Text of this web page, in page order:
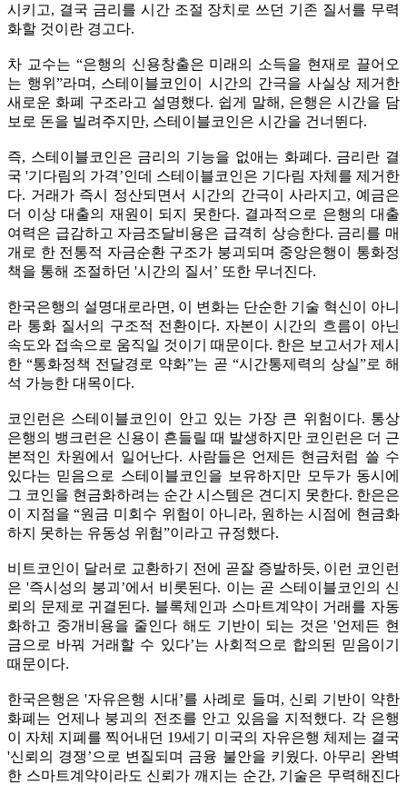
시키고, 결국 금리를 시간 조절 장치로 쓰던 기존 질서를 무력
화할 것이란 경고다.
차 교수는 “은행의 신용창출은 미래의 소득을 현재로 끌어오
는 행위”라며, 스테이블코인이 시간의 간극을 사실상 제거한
새로운 화폐 구조라고 설명했다. 쉽게 말해, 은행은 시간을 담
보로 돈을 빌려주지만, 스테이블코인은 시간을 건너뛴다.
즉, 스테이블코인은 금리의 기능을 없애는 화폐다. 금리란 결
국 '기다림의 가격’인데 스테이블코인은 기다림 자체를 제거한
다. 거래가 즉시 정산되면서 시간의 간극이 사라지고, 예금은
더 이상 대출의 재원이 되지 못한다. 결과적으로 은행의 대출
여력은 급감하고 자금조달비용은 급격히 상승한다. 금리를 매
개로 한 전통적 자금순환 구조가 붕괴되며 중앙은행이 통화정
책을 통해 조절하던 '시간의 질서’ 또한 무너진다.
한국은행의 설명대로라면, 이 변화는 단순한 기술 혁신이 아니
라 통화 질서의 구조적 전환이다. 자본이 시간의 흐름이 아닌
속도와 접속으로 움직일 것이기 때문이다. 한은 보고서가 제시
한 “통화정책 전달경로 약화”는 곧 “시간통제력의 상실”로 해
석 가능한 대목이다.
코인런은 스테이블코인이 안고 있는 가장 큰 위험이다. 통상
은행의 뱅크런은 신용이 흔들릴 때 발생하지만 코인런은 더 근
본적인 차원에서 일어난다. 사람들은 언제든 현금처럼 쓸 수
있다는 믿음으로 스테이블코인을 보유하지만 모두가 동시에
그 코인을 현금화하려는 순간 시스템은 견디지 못한다. 한은은
이 지점을 “원금 미회수 위험이 아니라, 원하는 시점에 현금화
하지 못하는 유동성 위험”이라고 규정했다.
비트코인이 달러로 교환하기 전에 곧잘 증발하듯, 이런 코인런
은 '즉시성의 붕괴’에서 비롯된다. 이는 곧 스테이블코인의 신
뢰의 문제로 귀결된다. 블록체인과 스마트계약이 거래를 자동
화하고 중개비용을 줄인다 해도 기반이 되는 것은 '언제든 현
금으로 바꿔 거래할 수 있다’는 사회적으로 합의된 믿음이기
때문이다.
한국은행은 '자유은행 시대’를 사례로 들며, 신뢰 기반이 약한
화폐는 언제나 붕괴의 전조를 안고 있음을 지적했다. 각 은행
이 자체 지폐를 찍어내던 19세기 미국의 자유은행 체제는 결국
'신뢰의 경쟁’으로 변질되며 금융 불안을 키웠다. 아무리 완벽
한 스마트계약이라도 신뢰가 깨지는 순간, 기술은 무력해진다